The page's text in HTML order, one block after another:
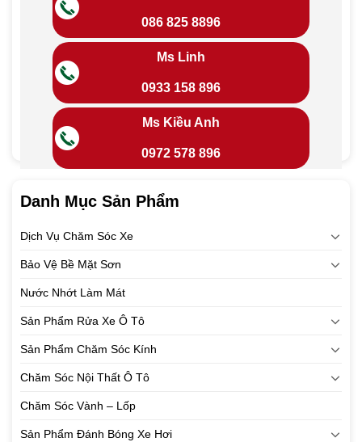
086 825 8896
Ms Linh
0933 158 896
Ms Kiều Anh
0972 578 896
Danh Mục Sản Phẩm
Dịch Vụ Chăm Sóc Xe
Bảo Vệ Bề Mặt Sơn
Nước Nhớt Làm Mát
Sản Phẩm Rửa Xe Ô Tô
Sản Phẩm Chăm Sóc Kính
Chăm Sóc Nội Thất Ô Tô
Chăm Sóc Vành – Lốp
Sản Phẩm Đánh Bóng Xe Hơi